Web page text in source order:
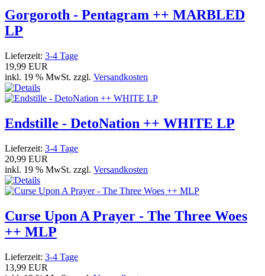
Gorgoroth - Pentagram ++ MARBLED
LP
Lieferzeit: 3-4 Tage
19,99 EUR
inkl. 19 % MwSt. zzgl. Versandkosten
Endstille - DetoNation ++ WHITE LP
Lieferzeit: 3-4 Tage
20,99 EUR
inkl. 19 % MwSt. zzgl. Versandkosten
Curse Upon A Prayer - The Three Woes
++ MLP
Lieferzeit: 3-4 Tage
13,99 EUR